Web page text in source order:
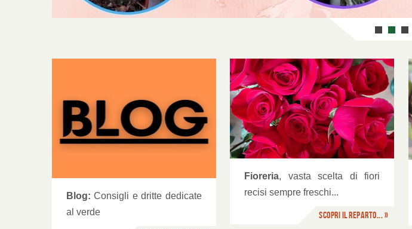
Blog:Consigli e dritte dedicate
al verde
Fioreria
Fioreria, vasta scelta di fiori
recisi sempre freschi...
Scopri il reparto... »
Piante e Fiori [SERRA CALDA]